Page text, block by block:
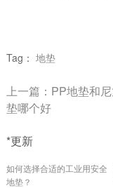
Tag： 地垫
上一篇： PP地垫和
垫哪个好
*更新
如何选择合适的工业用安全
地垫？